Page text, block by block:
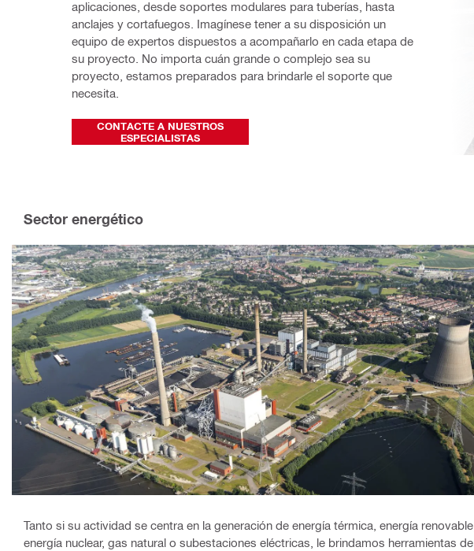
aplicaciones, desde soportes modulares para tuberías, hasta
anclajes y cortafuegos. Imagínese tener a su disposición un
equipo de expertos dispuestos a acompañarlo en cada etapa de
su proyecto. No importa cuán grande o complejo sea su
proyecto, estamos preparados para brindarle el soporte que
necesita.
CONTACTE A NUESTROS
ESPECIALISTAS
Sector energético
Tanto si su actividad se centra en la generación de energía térmica, energía renovable,
energía nuclear, gas natural o subestaciones eléctricas, le brindamos herramientas de